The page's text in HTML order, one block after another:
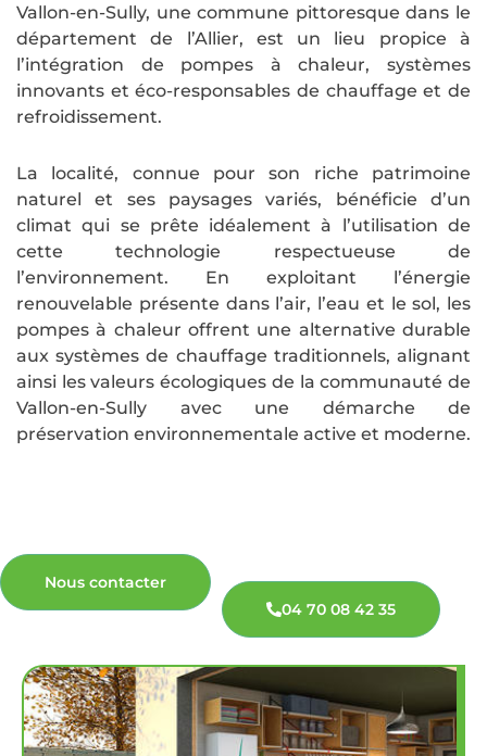
Vallon-en-Sully, une commune pittoresque dans le
département de l’Allier, est un lieu propice à
l’intégration de pompes à chaleur, systèmes
innovants et éco-responsables de chauffage et de
refroidissement.
La localité, connue pour son riche patrimoine
naturel et ses paysages variés, bénéficie d’un
climat qui se prête idéalement à l’utilisation de
cette technologie respectueuse de
l’environnement. En exploitant l’énergie
renouvelable présente dans l’air, l’eau et le sol, les
pompes à chaleur offrent une alternative durable
aux systèmes de chauffage traditionnels, alignant
ainsi les valeurs écologiques de la communauté de
Vallon-en-Sully avec une démarche de
préservation environnementale active et moderne.
Nous contacter
04 70 08 42 35